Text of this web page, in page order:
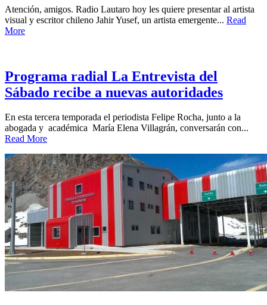
Atención, amigos. Radio Lautaro hoy les quiere presentar al artista
visual y escritor chileno Jahir Yusef, un artista emergente... Read
More
Programa radial La Entrevista del
Sábado recibe a nuevas autoridades
En esta tercera temporada el periodista Felipe Rocha, junto a la
abogada y académica María Elena Villagrán, conversarán con...
Read More